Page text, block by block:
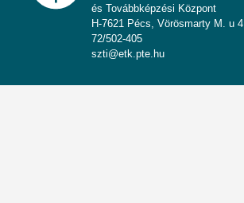
és Továbbképzési Központ
H-7621 Pécs, Vörösmarty M. u 4.
72/502-405
szti@etk.pte.hu